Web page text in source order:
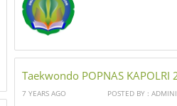
Taekwondo POPNAS KAPOLRI
7 YEARS AGO POSTED BY :